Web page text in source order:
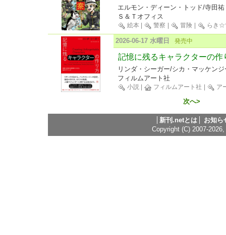
エルモン・ディーン・トッド/寺田祐
Ｓ＆Ｔオフィス
絵本 警察 冒険 らき☆
2026-06-17 水曜日 発売中
記憶に残るキャラクターの作
リンダ・シーガー/シカ・マッケンジ
フィルムアート社
小説 フィルムアート社 ア
次へ>
新刊.netとは
お知ら
Copyright (C) 2007-2026,